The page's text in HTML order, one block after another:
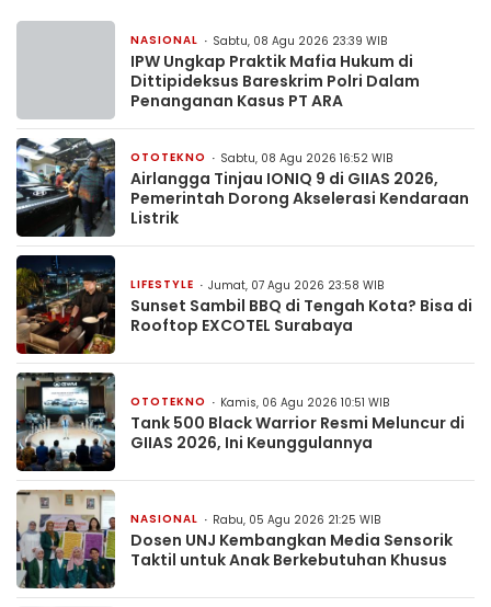
NASIONAL Sabtu, 08 Agu 2026 23:39 WIB
IPW Ungkap Praktik Mafia Hukum di
Dittipideksus Bareskrim Polri Dalam
Penanganan Kasus PT ARA
OTOTEKNO Sabtu, 08 Agu 2026 16:52 WIB
Airlangga Tinjau IONIQ 9 di GIIAS 2026,
Pemerintah Dorong Akselerasi Kendaraan
Listrik
LIFESTYLE Jumat, 07 Agu 2026 23:58 WIB
Sunset Sambil BBQ di Tengah Kota? Bisa di
Rooftop EXCOTEL Surabaya
OTOTEKNO Kamis, 06 Agu 2026 10:51 WIB
Tank 500 Black Warrior Resmi Meluncur di
GIIAS 2026, Ini Keunggulannya
NASIONAL Rabu, 05 Agu 2026 21:25 WIB
Dosen UNJ Kembangkan Media Sensorik
Taktil untuk Anak Berkebutuhan Khusus